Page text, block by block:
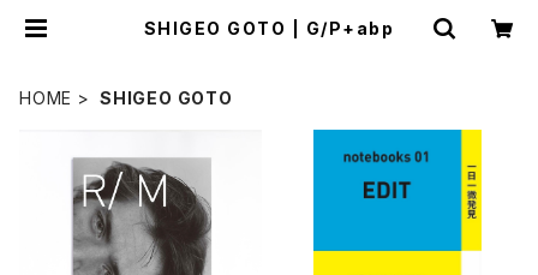
SHIGEO GOTO | G/P+abp
HOME SHIGEO GOTO